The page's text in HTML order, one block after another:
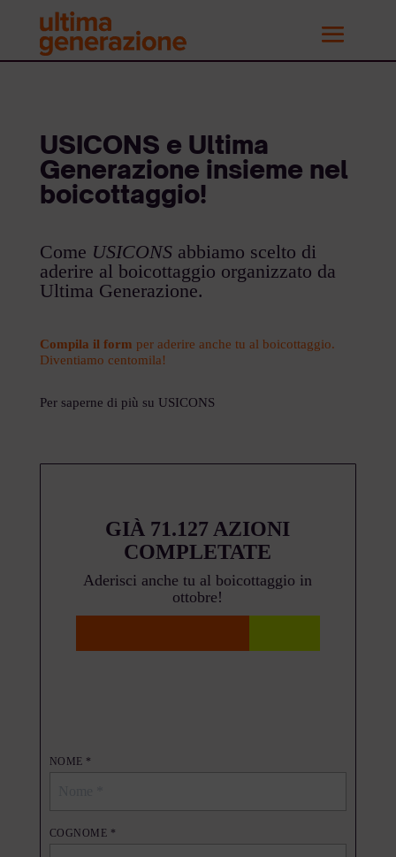
USICONS e Ultima
Generazione insieme nel
boicottaggio!
Come USICONSabbiamo scelto di
aderire al boicottaggio organizzato da
Ultima Generazione.
Compila il form per aderire anche tu al boicottaggio.
Diventiamo centomila!
Per saperne di più su USICONS
71.127 AZIONI
COMPLETATE
NOME *
COGNOME *